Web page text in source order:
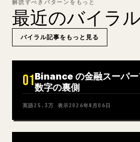
解読すべきパターンをもっと
最近のバイラ
バイラル記事をもっと見る
01Binance の金融スーパー
数字の裏側
英語25.3万 表示2026年8月06日